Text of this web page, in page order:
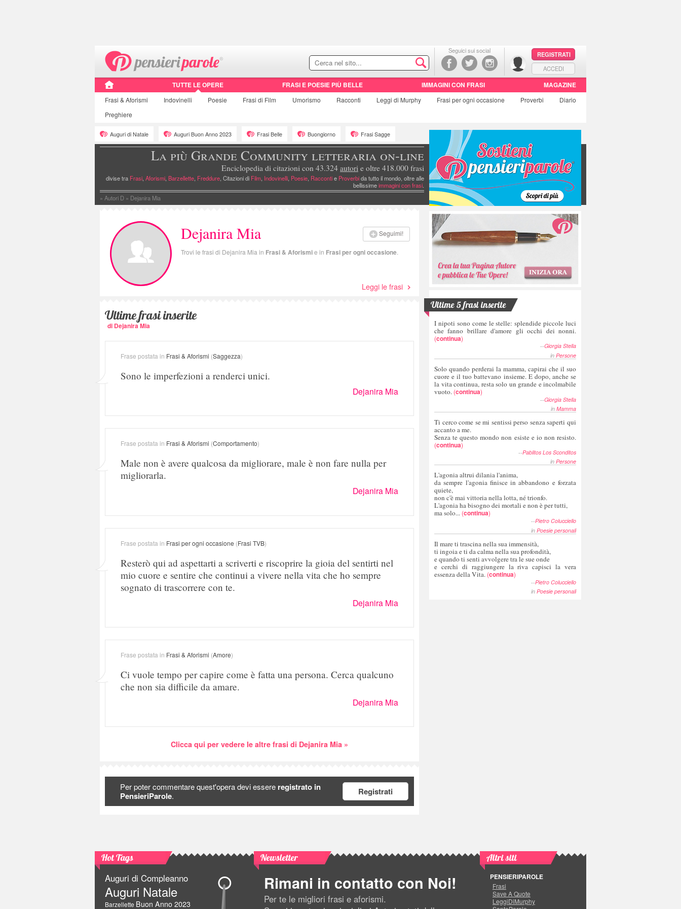
Seguici sui social
REGISTRATI
ACCEDI
TUTTE LE OPERE FRASI E POESIE PIÙ BELLE IMMAGINI CON FRASI MAGAZINE
Frasi & Aforismi Indovinelli Poesie Frasi di Film Umorismo Racconti Leggi di Murphy Frasi per ogni occasione Proverbi
Diario
Preghiere
Auguri di Natale Auguri Buon Anno 2023 Frasi Belle Buongiorno Frasi Sagge
La più Grande Community letteraria on-line
Enciclopedia di citazioni con 43.324 autori e oltre 418.000 frasi
divise tra Frasi, Aforismi, Barzellette, Freddure, Citazioni di Film, Indovinelli, Poesie, Raccontie Proverbida tutto il mondo, oltre alle
bellissimeimmagini con frasi.
» Autori D » Dejanira Mia
Seguimi!
Dejanira Mia
Trovi le frasi di Dejanira Mia in Frasi & Aforismie in Frasi per ogni occasione
Leggi le frasi
Ultime frasi inserite
di Dejanira Mia
Frase postata in Frasi & Aforismi (Saggezza)
Sono le imperfezioni a renderci unici.
Dejanira Mia
Frase postata in Frasi & Aforismi (Comportamento)
Male non è avere qualcosa da migliorare, male è non fare nulla per
migliorarla.
Dejanira Mia
Frase postata in Frasi per ogni occasione (Frasi TVB)
Resterò qui ad aspettarti a scriverti e riscoprire la gioia del sentirti nel
mio cuore e sentire che continui a vivere nella vita che ho sempre
sognato di trascorrere con te.
Dejanira Mia
Frase postata in Frasi & Aforismi (Amore)
Ci vuole tempo per capire come è fatta una persona. Cerca qualcuno
che non sia difficile da amare.
Dejanira Mia
Clicca qui per vedere le altre frasi di Dejanira Mia »
Per poter commentare quest'opera devi essere registrato in
PensieriParole. Registrati
Ultime 5 frasi inserite
I nipoti sono come le stelle: splendide piccole luci
che fanno brillare d'amore gli occhi dei nonni.
(continua)
--Giorgia Stella
in Persone
Solo quando perderai la mamma, capirai che il suo
cuore e il tuo battevano insieme. E dopo, anche se
la vita continua, resta solo un grande e incolmabile
vuoto. (continua)
--Giorgia Stella
in Mamma
Ti cerco come se mi sentissi perso senza saperti qui
accanto a me.
Senza te questo mondo non esiste e io non resisto.
(continua)
--Pablitos Los Sconditos
in Persone
L'agonia altrui dilania l'anima,
da sempre l'agonia finisce in abbandono e forzata
quiete,
non c'è mai vittoria nella lotta, né trionfo.
L'agonia ha bisogno dei mortali e non è per tutti,
ma solo... (continua)
--Pietro Colucciello
in Poesie personali
Il mare ti trascina nella sua immensità,
ti ingoia e ti da calma nella sua profondità,
e quando ti senti avvolgere tra le sue onde
e cerchi di raggiungere la riva capisci la vera
essenza della Vita. (continua)
--Pietro Colucciello
in Poesie personali
Hot Tags
Auguri di Compleanno
Auguri Natale
Barzellette Buon Anno 2023
Newsletter
Rimani in contatto con Noi!
Per te le migliori frasi e aforismi.
Altri siti
PENSIERIPAROLE
Frasi
Save A Quote
LeggiDiMurphy